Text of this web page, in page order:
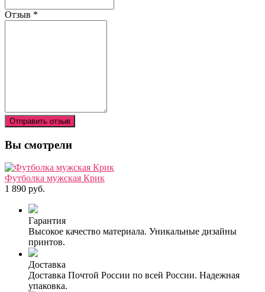
Отзыв *
Отправить отзыв
Вы смотрели
Футболка мужская Крик
1 890 руб.
Гарантия
Высокое качество материала. Уникальные дизайны
принтов.
Доставка
Доставка Почтой России по всей России. Надежная
упаковка.